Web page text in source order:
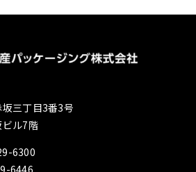
三丁目3番3号
ル7階
6300